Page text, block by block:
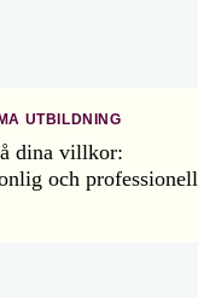
UTBILDNING
dina villkor:
och professionell